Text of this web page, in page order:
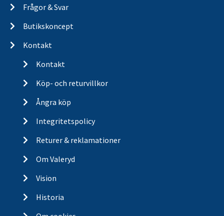
Frågor & Svar
Butikskoncept
Kontakt
Kontakt
Köp- och returvillkor
Ångra köp
Integritetspolicy
Returer & reklamationer
Om Valeryd
Vision
Historia